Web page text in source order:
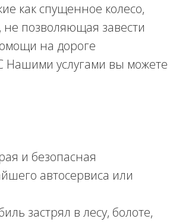
как спущенное колесо,
позволяющая завести
на дороге
Нашими услугами вы можете
и безопасная
автосервиса или
застрял в лесу, болоте,